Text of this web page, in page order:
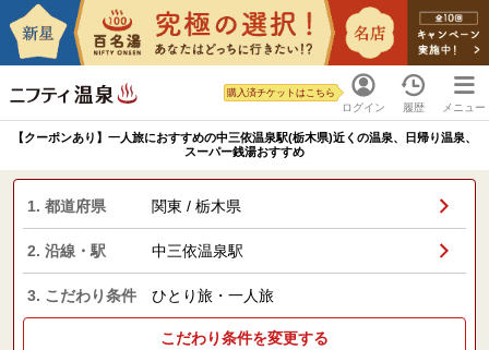
ログイン
購入済チケットはこちら
履歴 メニュー
【クーポンあり】一人旅におすすめの中三依温泉駅(栃木県)近くの温泉、日帰り温泉、
スーパー銭湯おすすめ
1. 都道府県 関東 / 栃木県
2. 沿線・駅 中三依温泉駅
3. こだわり条件 ひとり旅・一人旅
こだわり条件を変更する